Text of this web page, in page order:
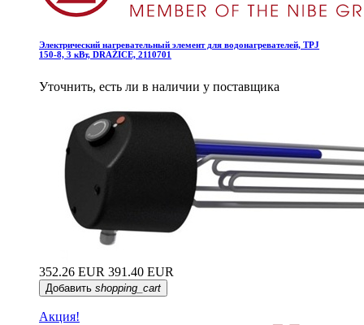
Электрический нагревательный элемент для водонагревателей, TPJ
150-8, 3 кВт, DRAŽICE, 2110701
Уточнить, есть ли в наличии у поставщика
352.26 EUR 391.40 EUR
Добавить shopping_cart
Акция!